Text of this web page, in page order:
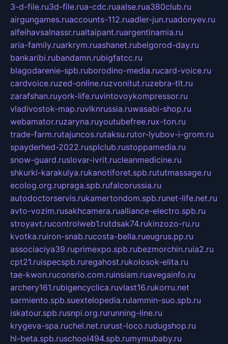
3-d-file.ru3d-file.rua-cdc.ruaalse.rua380club.ru
airgungames.ruaccounts-112.ruadler-jun.ruadonyev.ru
alfeihavsalnassr.rualtaipant.ruargentinamia.ru
aria-family.ruarkrym.ruashanet.rubelgorod-day.ru
bankaribi.rubandamn.rubigfatcc.ru
blagodarenie-spb.ruborodino-media.rucard-voice.ru
cardvoice.ruzed-online.ruzvonitut.ruzebra-tlt.ru
zarafshan.ruyork-life.ruvintovoykompressor.ru
vladivostok-map.ruvlknrussia.ruwasabi-shop.ru
webamator.ruzaryna.ruyoutubefree.rux-ton.ru
trade-farm.rutajuncos.rutaksu.rutor-lyubov-i-grom.ru
spayderhed-2022.rusplclub.rustoppamedia.ru
snow-guard.ruslovar-ivrit.rucleanmedicine.ru
shkurki-karakulya.rukanotiforet.spb.rututmassage.ru
ecolog.org.rupraga.spb.rufalcorussia.ru
autodoctorservis.rukamertondom.spb.runet-life.net.ru
avto-vozim.rusakhcamera.rualliance-electro.spb.ru
stroyavt.rucontrolweb1.rutdsak74.rukinzozo-ru.ru
kvotka.ruiron-snab.rucosta-bella.rueugrus.pp.ru
associaciya39.ruprimexpo.spb.rubezmorchin.ruia2.ru
cpt21.ruispecspb.ruregahost.rukolosok-elita.ru
tae-kwon.ruconsrio.com.ruinsiam.ruavegainfo.ru
archery161.rubigencyclica.ruvlast16.rukorru.net
sarmiento.spb.suextelopedia.rulammin-suo.spb.ru
iskatour.spb.rusnpi.org.rurunning-line.ru
krygeva-spa.ruchel.net.rurust-loco.rudugshop.ru
hl-beta.spb.ruschool494.spb.rumymubaby.ru